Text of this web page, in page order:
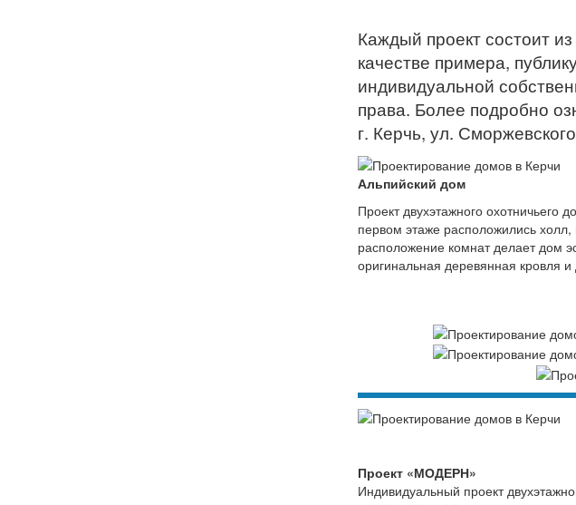
Каждый проект состоит
качестве примера,
индивидуальной
права. Более подробно
г. Керчь, ул.
Альпийский дом
Проект двухэтажного
первом этаже расположились
расположение комнат делает дом
оригинальная деревянная кровля
Проект «МОДЕРН»
Индивидуальный проект